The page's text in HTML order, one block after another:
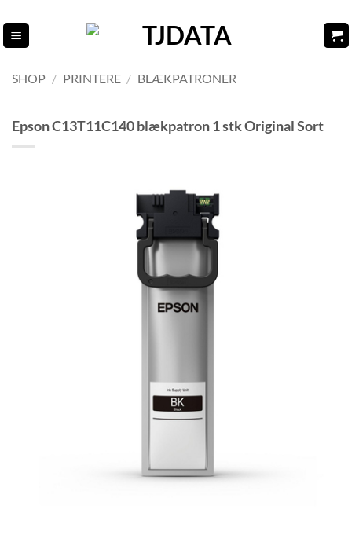
til
indhold
SHOP / PRINTERE / BLÆKPATRONER
Epson C13T11C140 blækpatron 1 stk Original Sort